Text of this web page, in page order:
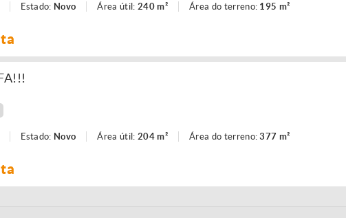
Estado: Novo Área útil: 240 m² Área do terreno: 195 m²
Estado: Novo Área útil: 204 m² Área do terreno:377 m²